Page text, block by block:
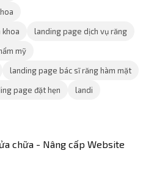
landing page dịch vụ răng
mỹ
landing page bác sĩ răng hàm mặt
page đặt hẹn landi
chữa - Nâng cấp Website